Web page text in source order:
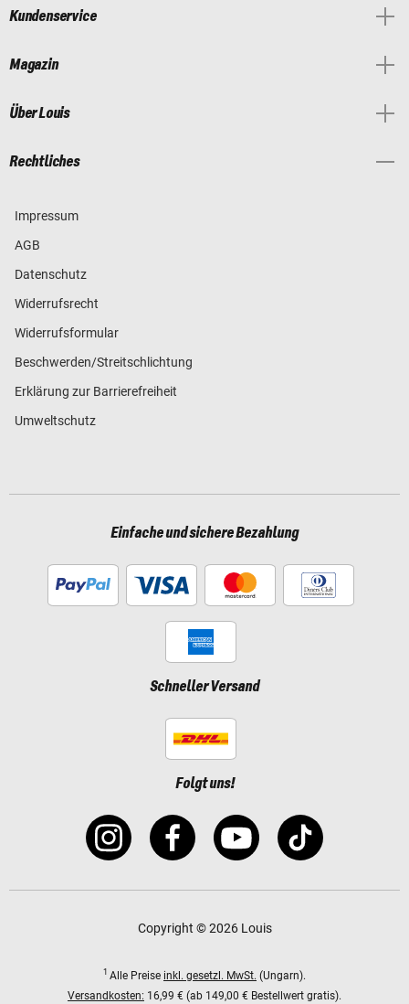
Kundenservice
Magazin
Über Louis
Rechtliches
Impressum
AGB
Datenschutz
Widerrufsrecht
Widerrufsformular
Beschwerden/Streitschlichtung
Erklärung zur Barrierefreiheit
Umweltschutz
Einfache und sichere Bezahlung
Schneller Versand
Folgt uns!
Copyright © 2026 Louis
1 Alle Preise inkl. gesetzl. MwSt. (Ungarn).
Versandkosten: 16,99 € (ab 149,00 € Bestellwert gratis).